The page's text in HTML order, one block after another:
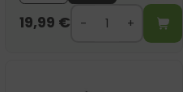
19,99 €